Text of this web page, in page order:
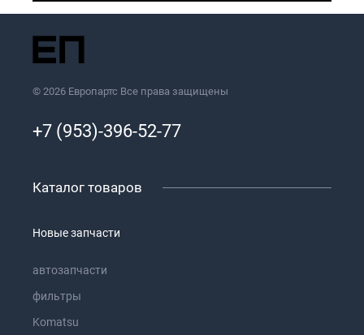
© 2026 Европартс Все права защищены
+7 (953)-396-52-77
Каталог товаров
Новые запчасти
автозапчасти
фильтры
Komatsu